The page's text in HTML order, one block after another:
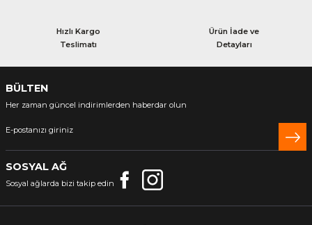
Hızlı Kargo
Teslimatı
Ürün İade ve
Detayları
BÜLTEN
Her zaman güncel indirimlerden haberdar olun
SOSYAL AĞ
Sosyal ağlarda bizi takip edin